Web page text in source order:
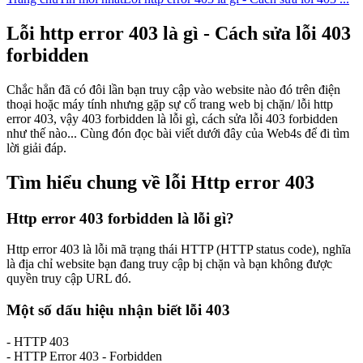
Lỗi http error 403 là gì - Cách sửa lỗi 403
forbidden
Chắc hẳn đã có đôi lần bạn truy cập vào website nào đó trên điện
thoại hoặc máy tính nhưng gặp sự cố trang web bị chặn/ lỗi http
error 403, vậy 403 forbidden là lỗi gì, cách sửa lỗi 403 forbidden
như thế nào... Cùng đón đọc bài viết dưới đây của Web4s để đi tìm
lời giải đáp.
Tìm hiểu chung về lỗi Http error 403
Http error 403 forbidden là lỗi gì?
Http error 403 là lỗi mã trạng thái HTTP (HTTP status code), nghĩa
là địa chỉ website bạn đang truy cập bị chặn và bạn không được
quyền truy cập URL đó.
Một số dấu hiệu nhận biết lỗi 403
- HTTP 403
- HTTP Error 403 - Forbidden